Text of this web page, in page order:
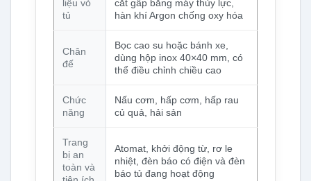
liệu vỏ
tủ
cắt gấp bằng máy thủy lực,
hàn khí Argon chống oxy hóa
Chân
đế
Bọc cao su hoặc bánh xe,
dùng hộp inox 40×40 mm, có
thể điều chỉnh chiều cao
Chức
năng
Nấu cơm, hấp cơm, hấp rau
củ quả, hải sản
Trang
bị an
toàn và
Atomat, khởi động từ, rơ le
nhiệt, đèn báo có điện và đèn
báo tủ đang hoạt động